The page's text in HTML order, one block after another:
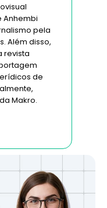
Anhembi
pela
Além disso,
revista
de
Makro.